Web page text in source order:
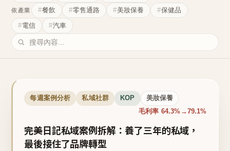
依產業 餐飲 零售通路 美妝保養
保健品
電信
汽車
每週案例分析 私域社群 KOP 美妝保養
毛利率 64.3%→79.1%
完美日記私域案例拆解：養了三年的私域，
最後接住了品牌轉型